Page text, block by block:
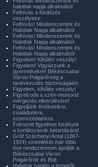
halottak napja alkalmából.
Felhívás a fürdőzés
veszélyeire
Felhívás! Mindenszentek és
Halottak Napja alkalmából
Felhívás! Mindenszentek és
Halottak Napja alkalmából
Felhívás! Mindenszentek és
Halottak Napja alkalmából
Figyelem! Kihűlés veszély!
Figyelem! Vigyázzunk a
gyermekekre! Békéscsabai
Városi Polgárőrség a
tanévkezdés biztonságáért.
Figyelem, kihűlés veszély!
Figyelj oda a szén-monoxid
mérgezés elkerülésére!
Figyeljünk értékeinkre,
családunkra,
szomszédainkra.
Fokozott figyelmet fordítunk
a korlátozások betartására!
Gróf Széchenyi Antal (1867-
1924) síremlékét már több
éve rendszeresen ápolják a
Békéscsabai Városi
Polgárőrök és Böjt
Halottak napján a temetők